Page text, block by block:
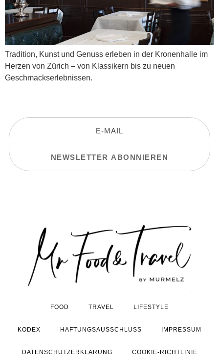
Tradition, Kunst und Genuss erleben in der Kronenhalle im
Herzen von Zürich – von Klassikern bis zu neuen
Geschmackserlebnissen.
FOOD TRAVEL LIFESTYLE
KODEX HAFTUNGSAUSSCHLUSS IMPRESSUM
DATENSCHUTZERKLÄRUNG COOKIE-RICHTLINIE